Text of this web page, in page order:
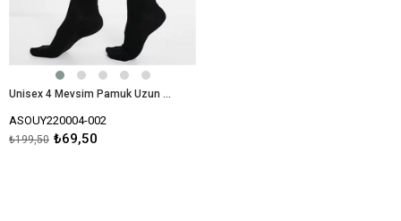
Unisex 4 Mevsim Pamuk Uzun Seyahat Çorabı 1 Çift-Siyah
ASOUY220004-002
₺69,50
₺199,50